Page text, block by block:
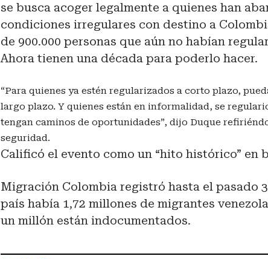
se busca acoger legalmente a quienes han
condiciones irregulares con destino a
de 900.000 personas que aún no habían
Ahora tienen una década para poderlo hacer.
“Para quienes ya estén regularizados a corto plazo,
largo plazo. Y quienes están en informalidad, se
tengan caminos de oportunidades”, dijo Duque
seguridad.
Calificó el evento como un “hito histórico” en
Migración Colombia registró hasta el pasado
país había 1,72 millones de migrantes
un millón están indocumentados.